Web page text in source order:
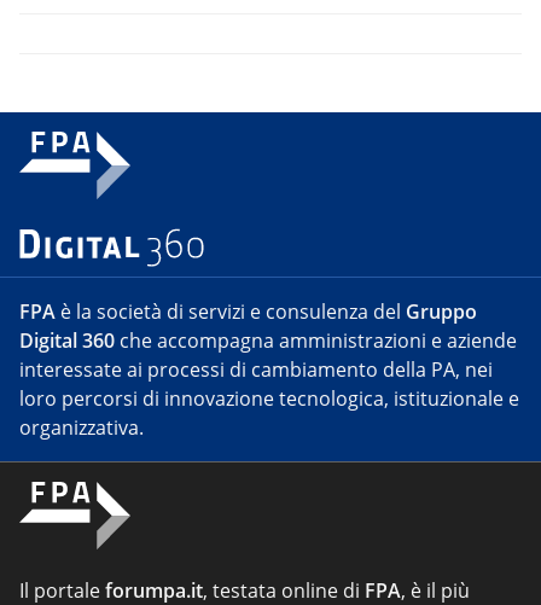
FPA è la società di servizi e consulenza del Gruppo
Digital 360 che accompagna amministrazioni e aziende
interessate ai processi di cambiamento della PA, nei
loro percorsi di innovazione tecnologica, istituzionale e
organizzativa.
Il portaleforumpa.it, testata online di FPA, è il più